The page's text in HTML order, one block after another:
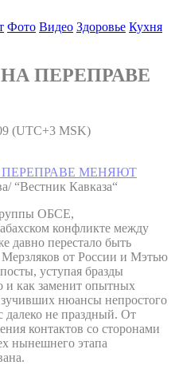
Фото Видео Здоровье Кухня
ПЕРЕПРАВЕ
(UTC+3 MSK)
“Вестник Кавказа“
ОБСЕ,
конфликте между
давно перестало быть
от России и Мэтью
уступая бразды
и как заменит опытных
нюансы непростого
далеко не праздный. От
контактов со сторонами
нынешнего этапа